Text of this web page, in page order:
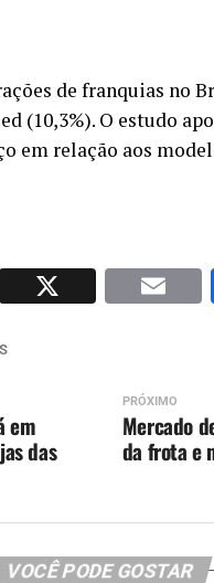
de franquias no
(10,3%). O estudo
em relação aos
LinkedIn
X
PRÓXIMO
Mercado
da frota e
em
das
VOCÊ PODE GOSTAR